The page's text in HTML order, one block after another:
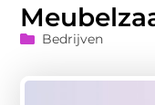
Bedrijven